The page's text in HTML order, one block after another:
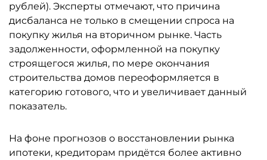
рублей). Эксперты отмечают, что причина
дисбаланса не только в смещении спроса на
покупку жилья на вторичном рынке. Часть
задолженности, оформленной на покупку
строящегося жилья, по мере окончания
строительства домов переоформляется в
категорию готового, что и увеличивает данный
показатель.
На фоне прогнозов о восстановлении рынка
ипотеки, кредиторам придётся более активно